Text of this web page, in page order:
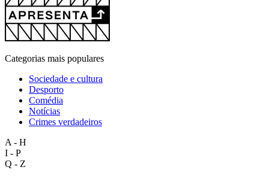
Categorias mais populares
Sociedade e cultura
Desporto
Comédia
Notícias
Crimes verdadeiros
A - H
I - P
Q - Z